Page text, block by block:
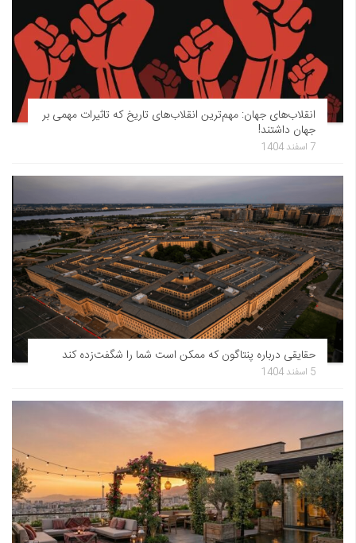
انقلاب‌های جهان: مهم‌ترین انقلاب‌های تاریخ که تاثیرات مهمی بر
جهان داشتند!
7 اسفند 1404
حقایقی درباره پنتاگون که ممکن است شما را شگفت‌زده کند
5 اسفند 1404